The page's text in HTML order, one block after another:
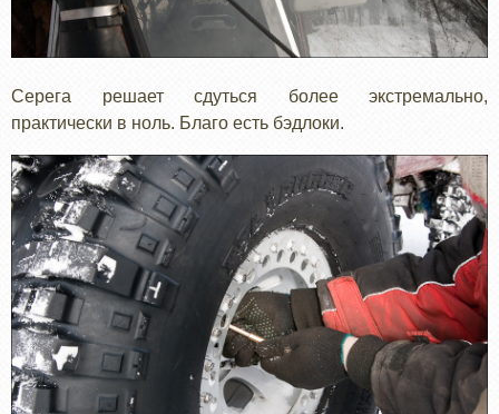
Серега решает сдуться более экстремально,
практически в ноль. Благо есть бэдлоки.